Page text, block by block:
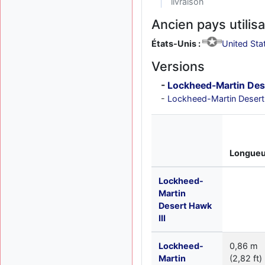
Ancien pays
États-Unis : United
Versions
Lockheed-Martin
Lockheed-Martin
Lockheed-
Martin
Desert Hawk
III
Lockheed-
Martin
0,86 m
(2,82 ft)